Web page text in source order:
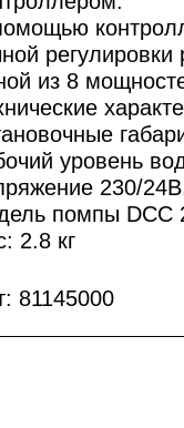
из 8
уровень
230/
помпы DCC
2.8 кг
81145000